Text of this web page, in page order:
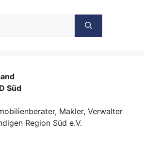
Süd
Makler, Verwalter
Region Süd e.V.